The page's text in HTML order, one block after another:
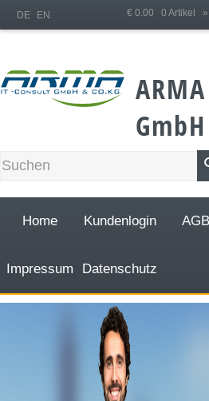
€ 0.00 0 Artikel
DE EN
Home Kundenlogin
Impressum Datenschutz